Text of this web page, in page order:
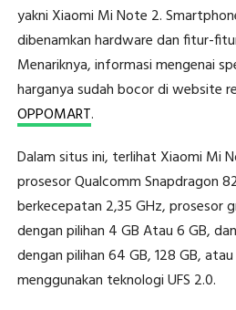
yakni Xiaomi Mi Note 2.
dibenamkan hardware dan fitur-
Menariknya, informasi mengenai
harganya sudah bocor di website
OPPOMART.
Dalam situs ini, terlihat Xiaomi Mi
prosesor Qualcomm Snapdragon
berkecepatan 2,35 GHz, prosesor
dengan pilihan 4 GB Atau 6 GB,
dengan pilihan 64 GB, 128 GB,
menggunakan teknologi UFS 2.0.